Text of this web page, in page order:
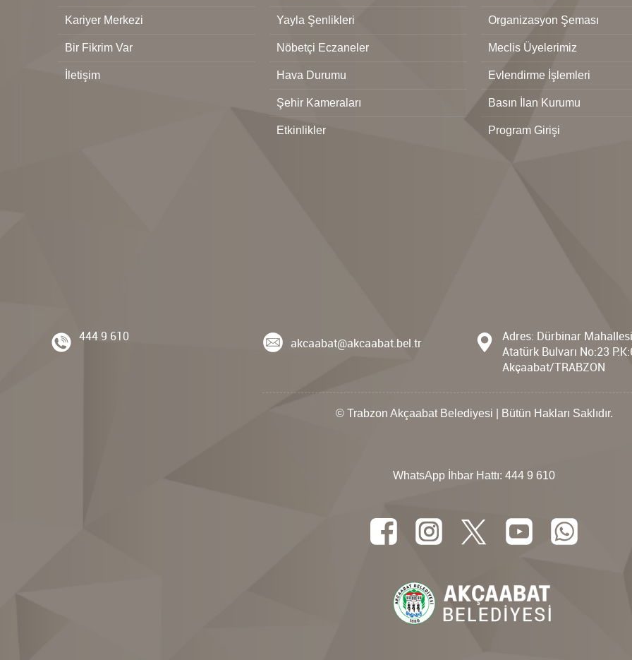
Kariyer Merkezi
Bir Fikrim Var
İletişim
Yayla Şenlikleri
Nöbetçi Eczaneler
Hava Durumu
Şehir Kameraları
Etkinlikler
Organizasyon Şeması
Meclis Üyelerimiz
Evlendirme İşlemleri
Basın İlan Kurumu
Program Girişi
444 9 610 akcaabat@akcaabat.bel.tr
Adres: Dürbinar Mahallesi
Atatürk Bulvarı No:23
Akçaabat/TRABZON
© Trabzon Akçaabat Belediyesi | Bütün Hakları Saklıdır.
WhatsApp İhbar Hattı: 444 9 610